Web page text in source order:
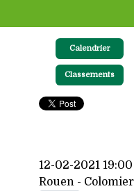
Calendrier
Classements
12-02-2021 19:00
Rouen -